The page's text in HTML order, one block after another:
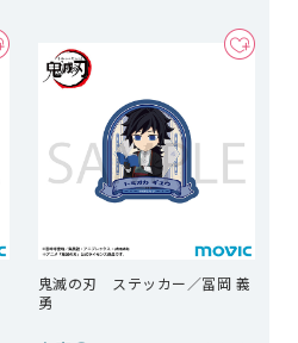
鬼滅の刃 ステッカー／冨岡 義
勇